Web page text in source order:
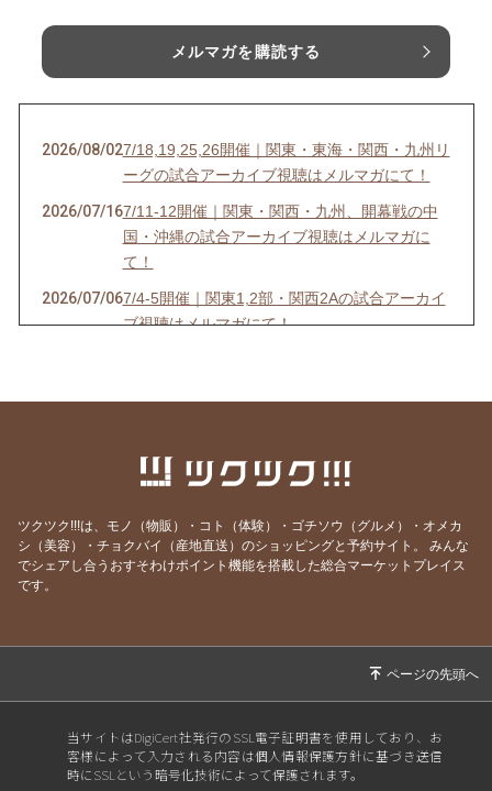
メルマガを購読する
2026/08/027/18,19,25,26開催｜関東・東海・関西・九州リ
ーグの試合アーカイブ視聴はメルマガにて！
2026/07/167/11-12開催｜関東・関西・九州、開幕戦の中
国・沖縄の試合アーカイブ視聴はメルマガに
て！
2026/07/067/4-5開催｜関東1,2部・関西2Aの試合アーカイ
ブ視聴はメルマガにて！
6/20-21開催｜関東4部AB・東海1部・関西2C・
て！
2026/06/20 6/13-14開催｜関東3部ABC,4部E、九州リーグ
2026/05/30 ⚽F7ソサイチリーグ｜5/23-24開催｜関東・東
海・関西・九州試合視聴はメルマガにて！
ツクツク!!!は、モノ（物販）・コト（体験）・ゴチソウ（グルメ）・オメカ
シ（美容）・チョクバイ（産地直送）のショッピングと予約サイト。
みんな
でシェアし合うおすそわけポイント機能を搭載した総合マーケットプレイス
です。
当サイトはDigiCert社発行のSSL電子証明書を使用しており、お
客様によって入力される内容は個人情報保護方針に基づき送信
時にSSLという暗号化技術によって保護されます。